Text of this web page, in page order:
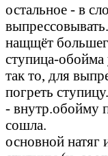
остальное - в
выпрессовывать.
нащщёт
ступица-
так то, для
погреть
- внутр.обойму
сошла.
основной натяг